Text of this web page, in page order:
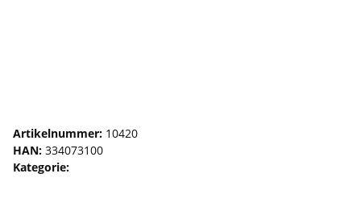
Artikelnummer: 10420
HAN: 334073100
Kategorie: